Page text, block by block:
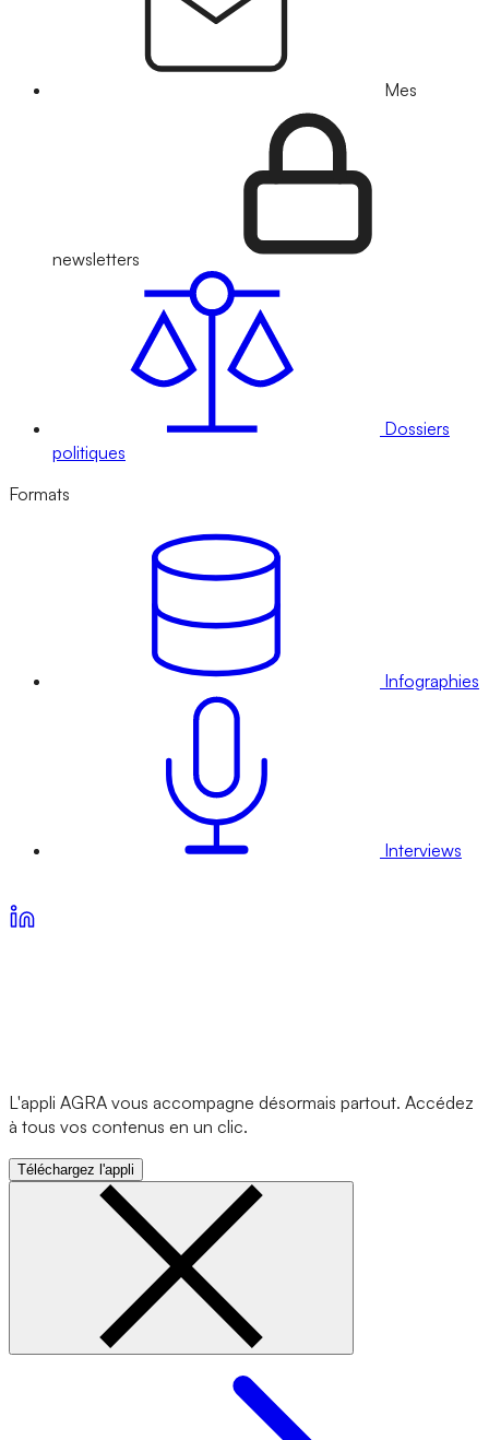
Mes
newsletters
Dossiers
politiques
Formats
Infographies
Interviews
L'appli AGRA vous accompagne désormais partout. Accédez
à tous vos contenus en un clic.
Téléchargez l'appli